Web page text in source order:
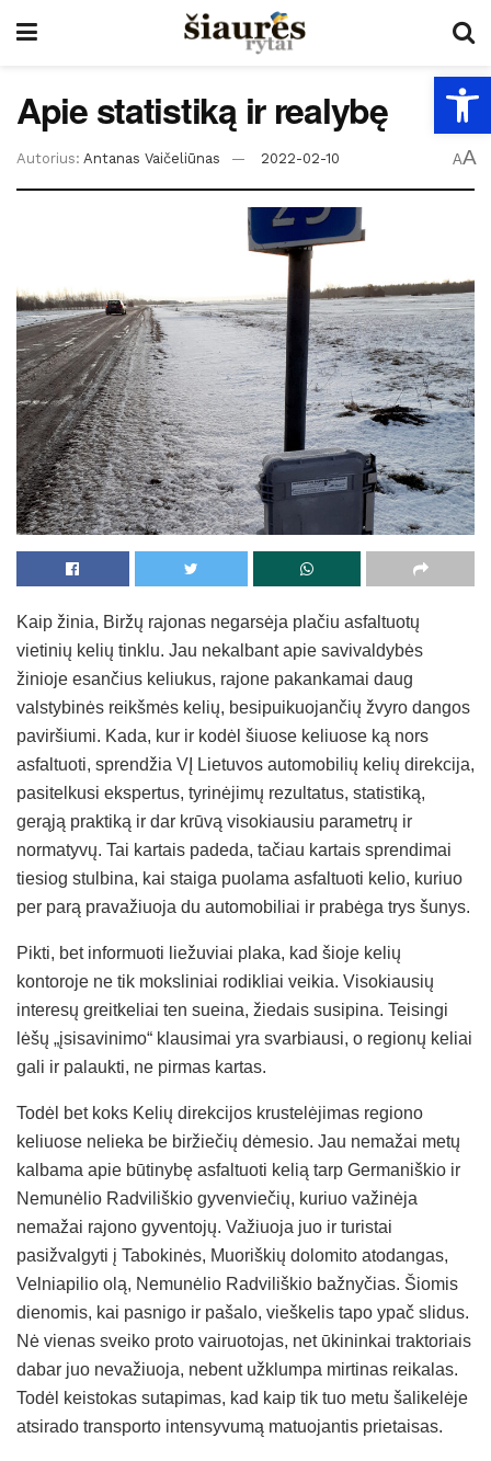
Apie statistiką ir realybę
Autorius: Antanas Vaičeliūnas 2022-02-10 AA
Kaip žinia, Biržų rajonas negarsėja plačiu asfaltuotų
vietinių kelių tinklu. Jau nekalbant apie savivaldybės
žinioje esančius keliukus, rajone pakankamai daug
valstybinės reikšmės kelių, besipuikuojančių žvyro dangos
paviršiumi. Kada, kur ir kodėl šiuose keliuose ką nors
asfaltuoti, sprendžia VĮ Lietuvos automobilių kelių direkcija,
pasitelkusi ekspertus, tyrinėjimų rezultatus, statistiką,
gerąją praktiką ir dar krūvą visokiausiu parametrų ir
normatyvų. Tai kartais padeda, tačiau kartais sprendimai
tiesiog stulbina, kai staiga puolama asfaltuoti kelio, kuriuo
per parą pravažiuoja du automobiliai ir prabėga trys šunys.
Pikti, bet informuoti liežuviai plaka, kad šioje kelių
kontoroje ne tik moksliniai rodikliai veikia. Visokiausių
interesų greitkeliai ten sueina, žiedais susipina. Teisingi
lėšų „įsisavinimo“ klausimai yra svarbiausi, o regionų keliai
gali ir palaukti, ne pirmas kartas.
Todėl bet koks Kelių direkcijos krustelėjimas regiono
keliuose nelieka be biržiečių dėmesio. Jau nemažai metų
kalbama apie būtinybę asfaltuoti kelią tarp Germaniškio ir
Nemunėlio Radviliškio gyvenviečių, kuriuo važinėja
nemažai rajono gyventojų. Važiuoja juo ir turistai
pasižvalgyti į Tabokinės, Muoriškių dolomito atodangas,
Velniapilio olą, Nemunėlio Radviliškio bažnyčias. Šiomis
dienomis, kai pasnigo ir pašalo, vieškelis tapo ypač slidus.
Nė vienas sveiko proto vairuotojas, net ūkininkai traktoriais
dabar juo nevažiuoja, nebent užklumpa mirtinas reikalas.
Todėl keistokas sutapimas, kad kaip tik tuo metu šalikelėje
atsirado transporto intensyvumą matuojantis prietaisas.